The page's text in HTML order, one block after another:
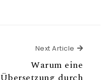
Next Article Next
Warum eine